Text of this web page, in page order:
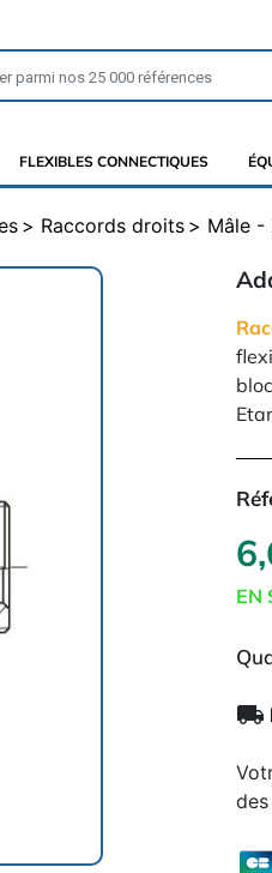
FLEXIBLES CONNECTIQUES
Raccords droits Mâle -
EN
local_shipping